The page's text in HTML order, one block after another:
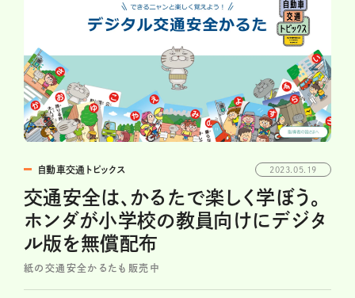
自動車交通トピックス 2023.05.19
交通安全は、かるたで楽しく学ぼう。
ホンダが小学校の教員向けにデジタ
ル版を無償配布
紙の交通安全かるたも販売中